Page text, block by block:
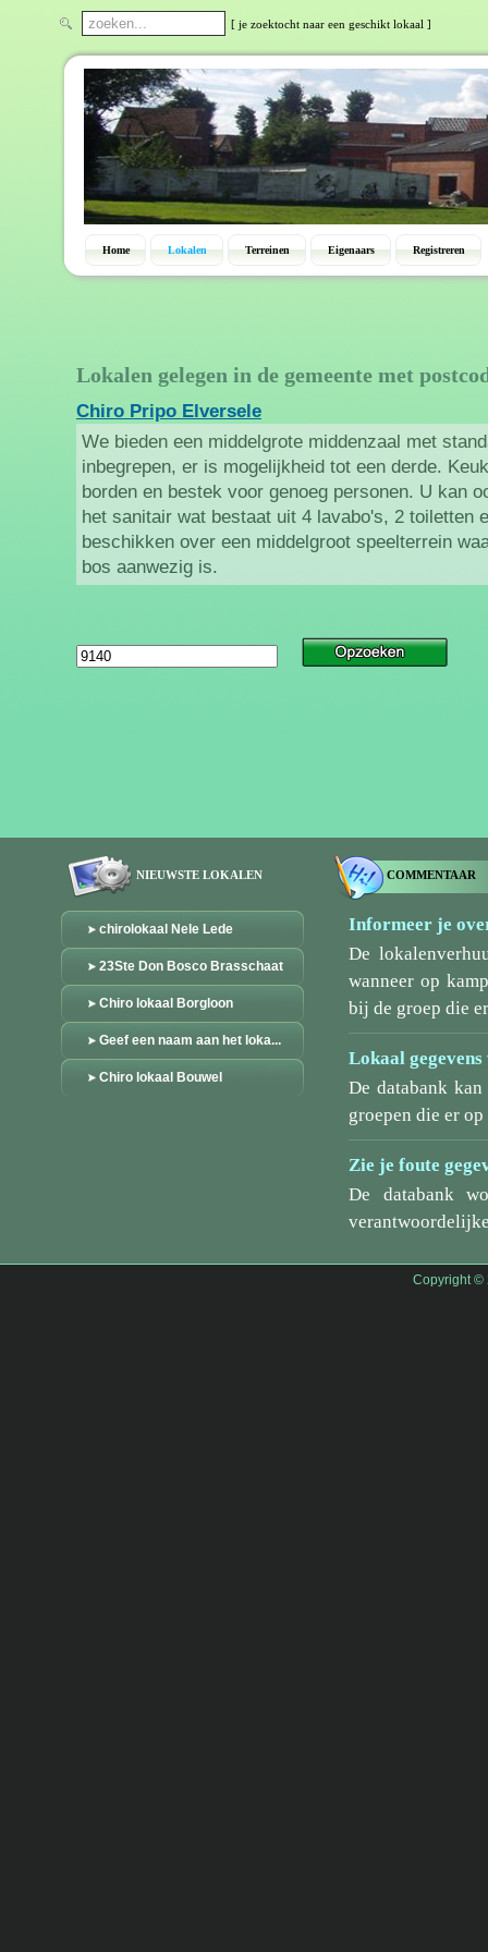
[ je zoektocht naar een geschikt lokaal ]
Home Lokalen Terreinen Eigenaars Registreren
Lokalen gelegen in de gemeente met
Chiro Pripo Elversele
We bieden een middelgrote middenzaal met
inbegrepen, er is mogelijkheid tot een derde.
borden en bestek voor genoeg personen. U kan
het sanitair wat bestaat uit 4 lavabo's, 2 toiletten
beschikken over een middelgroot speelterrein
bos aanwezig is.
NIEUWSTE LOKALEN
chirolokaal Nele Lede
23Ste Don Bosco Brasschaat
Chiro lokaal Borgloon
Geef een naam aan het loka...
Chiro lokaal Bouwel
COMMENTAAR
Informeer je
De
wanneer op
bij de groep die
Lokaal
De databank
groepen die er
Zie je foute
De databank
Copyright ©